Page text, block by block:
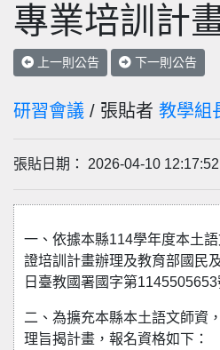
專業培訓計
上一則公告 下一則公告
研習會議 / 張貼者 教學組
張貼日期： 2026-04-10
一、依據本縣114學年度本土
證培訓計畫辦理及教育部國民
日臺教國署國字第1145505653
二、為擴充本縣本土語文師資
理旨揭計畫，報名資格如下：